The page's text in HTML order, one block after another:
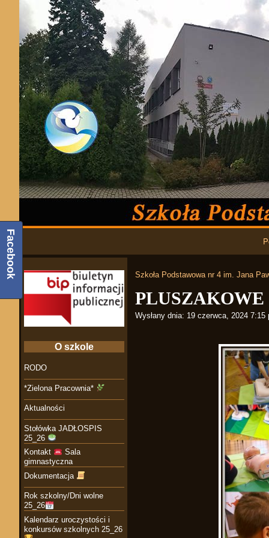
Szkoła Podstawowa nr 4 im. Jana
Wysłany dnia: 19 czerwca, 2024 7:15
O szkole
RODO
*Zielona Pracownia*
Aktualności
Stołówka JADŁOSPIS
25_26
Kontakt
Sala
gimnastyczna
Dokumentacja
Rok szkolny/Dni wolne
25_26
Kalendarz uroczystości i
konkursów szkolnych 25_26
Facebook